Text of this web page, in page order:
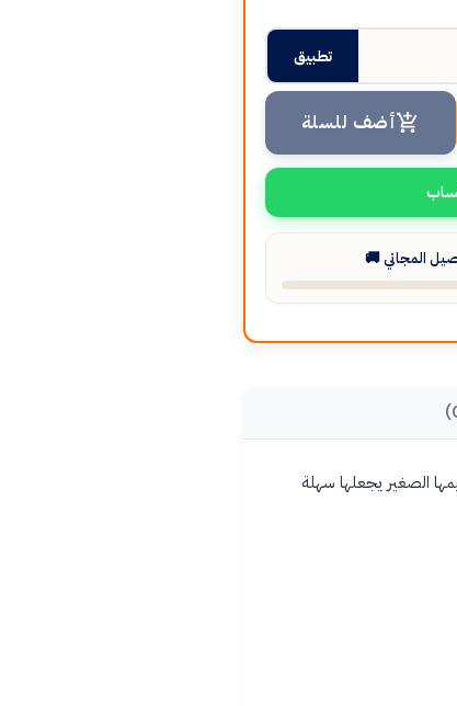
تطبيق
أضف للسلة
المجاني 🚚
الصغير يجعلها سهلة